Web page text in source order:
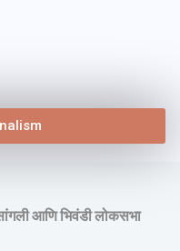
आणि भिवंडी लोकसभा